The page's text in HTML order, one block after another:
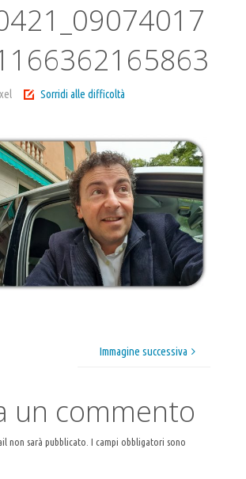
Sorridi alle difficoltà
Immagine successiva
un commento
non sarà pubblicato. I campi obbligatori sono